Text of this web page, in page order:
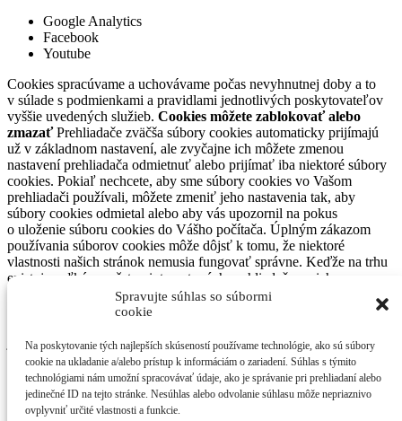
Spravujte súhlas so súbormi
cookie
Na poskytovanie tých najlepších skúseností používame technológie, ako sú súbory
cookie na ukladanie a/alebo prístup k informáciám o zariadení. Súhlas s týmito
technológiami nám umožní spracovávať údaje, ako je správanie pri prehliadaní alebo
jedinečné ID na tejto stránke. Nesúhlas alebo odvolanie súhlasu môže nepriaznivo
ovplyvniť určité vlastnosti a funkcie.
Google Analytics
Facebook
Youtube
Cookies spracúvame a uchovávame počas nevyhnutnej doby a to
v súlade s podmienkami a pravidlami jednotlivých poskytovateľov
vyššie uvedených služieb. Cookies môžete zablokovať alebo
zmazaťPrehliadače zväčša súbory cookies automaticky prijímajú
už v základnom nastavení, ale zvyčajne ich môžete zmenou
nastavení prehliadača odmietnuť alebo prijímať iba niektoré súbory
cookies. Pokiaľ nechcete, aby sme súbory cookies vo Vašom
prehliadači používali, môžete zmeniť jeho nastavenia tak, aby
súbory cookies odmietal alebo aby vás upozornil na pokus
o uloženie súboru cookies do Vášho počítača. Úplným zákazom
používania súborov cookies môže dôjsť k tomu, že niektoré
vlastnosti našich stránok nemusia fungovať správne. Keďže na trhu
existuje veľké množstvo internetových prehliadačov a ich
nastavenia sú odlišné a môžu sa meniť, neuvádzame presný postup
na nastavenie každého prehliadača. Každý z nich však
jazyku „Settings“, kde nájdete nastavenia pre využívanie súborov
cookies. S Vašimi prípadnými otázkami súvisiacimi s používaním
cookies ako aj uplatnením si vašich práv sa môžete obrátiť na
kontaktnú adresu občianskeho druženia SAVIO o.z.